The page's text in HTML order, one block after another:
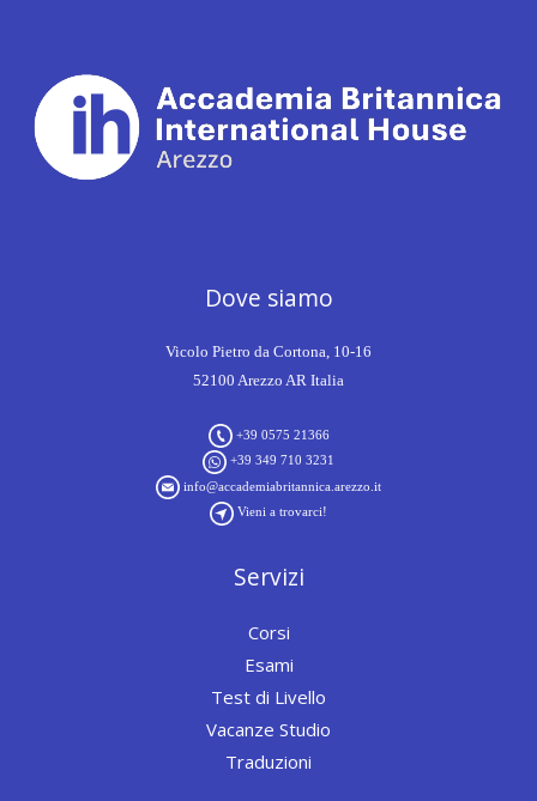
Dove siamo
Vicolo Pietro da Cortona, 10-16
52100 Arezzo AR Italia
+39 0575 21366
+39 349 710 3231
info@accademiabritannica.arezzo.it
Vieni a trovarci!
Servizi
Corsi
Esami
Test di Livello
Vacanze Studio
Traduzioni